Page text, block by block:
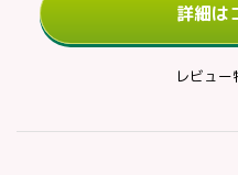
詳細は
レビュー